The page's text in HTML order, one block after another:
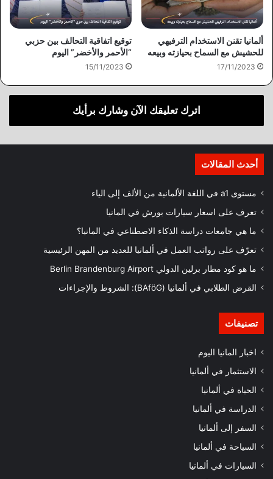
ألمانيا تقنن الاستخدام الترفيهي
للحشيش مع السماح بحيازته وبيعه
17/11/2023
توقيع اتفاقية التحالف بين حزبي
“الأحمر والأخضر” اليوم
15/11/2023
اترك تعليقك الآن وشارك برأيك
أحدث المقالات
مستوى a1 في اللغة الألمانية من الألف إلى الياء
تعرف على اسعار سيارات بورش في المانيا
ما هي جامعات دراسة الذكاء الاصطناعي في المانيا؟
تعرّف على رواتب العمل في ألمانيا للعديد من المهن الرئيسية
ما هو كود مطار برلين الدولي Berlin Brandenburg Airport
القرض الطلابي في ألمانيا (BAföG): الشروط والإجراءات
تصنيفات
اخبار المانيا اليوم
الاستثمار في ألمانيا
الحياة في ألمانيا
الدراسة في ألمانيا
السفر إلى ألمانيا
السياحة في ألمانيا
السيارات في ألمانيا